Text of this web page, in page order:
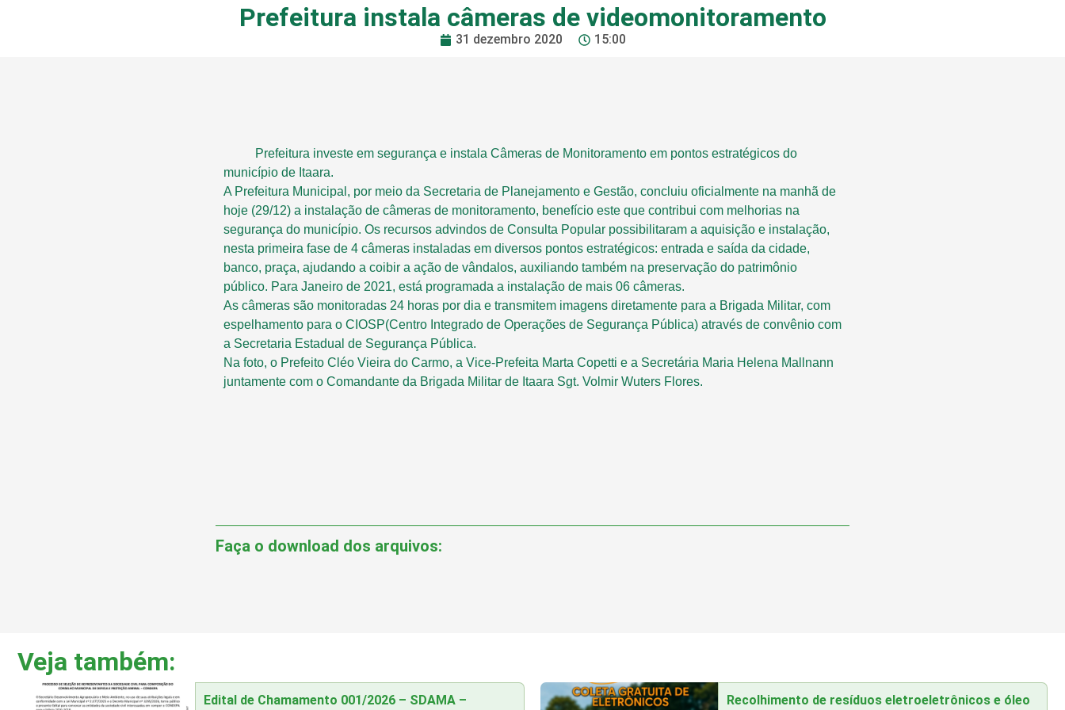
Prefeitura instala câmeras de videomonitoramento
31 dezembro 2020 15:00
Prefeitura investe em segurança e instala Câmeras de Monitoramento em pontos estratégicos do
município de Itaara.
A Prefeitura Municipal, por meio da Secretaria de Planejamento e Gestão, concluiu oficialmente na manhã de
hoje (29/12) a instalação de câmeras de monitoramento, benefício este que contribui com melhorias na
segurança do município. Os recursos advindos de Consulta Popular possibilitaram a aquisição e instalação,
nesta primeira fase de 4 câmeras instaladas em diversos pontos estratégicos: entrada e saída da cidade,
banco, praça, ajudando a coibir a ação de vândalos, auxiliando também na preservação do patrimônio
público. Para Janeiro de 2021, está programada a instalação de mais 06 câmeras.
As câmeras são monitoradas 24 horas por dia e transmitem imagens diretamente para a Brigada Militar, com
espelhamento para o CIOSP(Centro Integrado de Operações de Segurança Pública) através de convênio com
a Secretaria Estadual de Segurança Pública.
Na foto, o Prefeito Cléo Vieira do Carmo, a Vice-Prefeita Marta Copetti e a Secretária Maria Helena Mallnann
juntamente com o Comandante da Brigada Militar de Itaara Sgt. Volmir Wuters Flores.
Faça o download dos arquivos:
Veja também:
Edital de Chamamento 001/2026 – SDAMA – Recolhimento de resíduos eletroeletrônicos e óleo